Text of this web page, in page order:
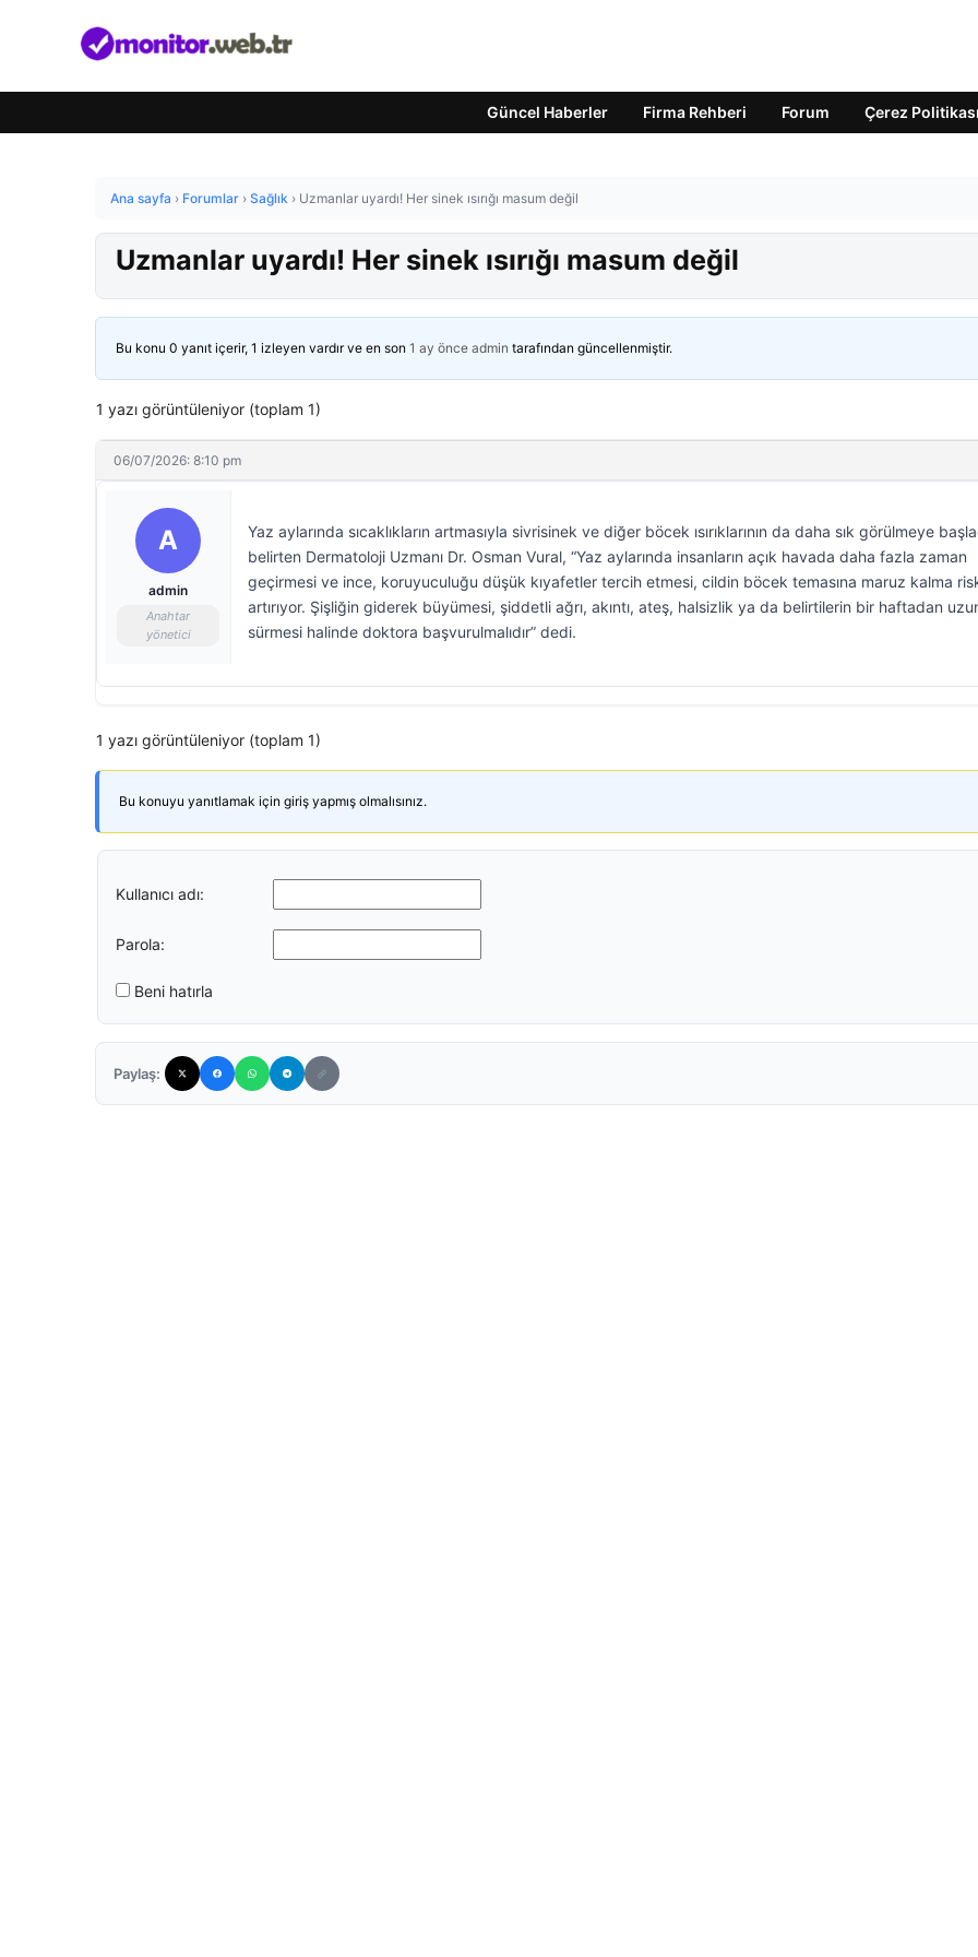
Güncel Haberler Firma Rehberi Forum Çerez Politikası
Ana sayfa › Forumlar › Sağlık › Uzmanlar uyardı! Her sinek ısırığı masum değil
Uzmanlar uyardı! Her sinek ısırığı masum değil
Bu konu 0 yanıt içerir, 1 izleyen vardır ve en son 1 ay önce admin tarafından güncellenmiştir.
1 yazı görüntüleniyor (toplam 1)
06/07/2026: 8:10 pm
A
admin
Anahtar
yönetici
Yaz aylarında sıcaklıkların artmasıyla sivrisinek ve diğer böcek ısırıklarının da daha sık görülmeye
belirten Dermatoloji Uzmanı Dr. Osman Vural, “Yaz aylarında insanların açık havada daha fazla zaman
geçirmesi ve ince, koruyuculuğu düşük kıyafetler tercih etmesi, cildin böcek temasına maruz kalma
artırıyor. Şişliğin giderek büyümesi, şiddetli ağrı, akıntı, ateş, halsizlik ya da belirtilerin bir haftadan
sürmesi halinde doktora başvurulmalıdır” dedi.
1 yazı görüntüleniyor (toplam 1)
Bu konuyu yanıtlamak için giriş yapmış olmalısınız.
Kullanıcı adı:
Parola:
Beni hatırla
Paylaş: